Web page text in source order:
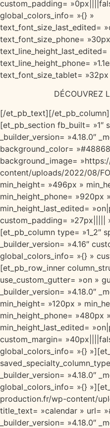
custom_padding=
global_colors_info= »{} »
text_font_size_last_edited=
text_font_size_phone=
text_line_height_phone=
text_font_size_tablet= »32px
DÉCOUVREZ
[/et_pb_text][/
[et_pb_section fb_built= »1″
_builder_version= »4.18.0″
background_color=
background_image=
content/uploads/2022/08/
min_height= »496px »
min_height_phone= »920px »
min_height_last_edited=
custom_padding= »27px|||||
[et_pb_column type= »1_2″
_builder_version= »4.16″
global_colors_info= »{} »
[et_pb_row_inner
use_custom_gutter= »on »
_builder_version= »4.18.0″
min_height= »120px »
min_height_phone= »480px »
min_height_last_edited=
custom_margin=
global_colors_info= »{}
_builder_version= »4.18.0″
global_colors_info= »{}
production.fr/wp-content/
title_text= »calendar » url=
_builder_version= »4.18.0″